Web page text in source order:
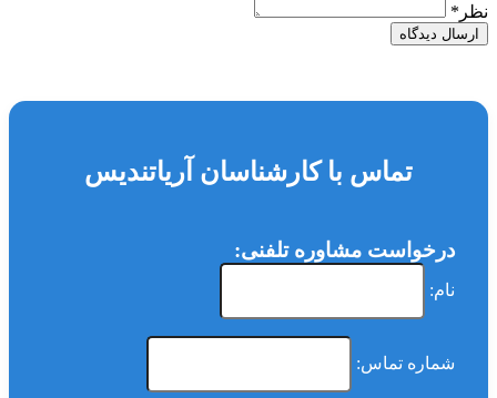
نظر *
ارسال دیدگاه
تماس با کارشناسان آریاتندیس
درخواست مشاوره تلفنی:
نام:
شماره تماس: